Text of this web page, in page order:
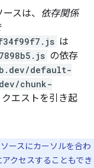
スは、 依存関係
は
の依存
default-
chunk-
エストを引き起
ースにカーソルを合わ
クセスすることもでき